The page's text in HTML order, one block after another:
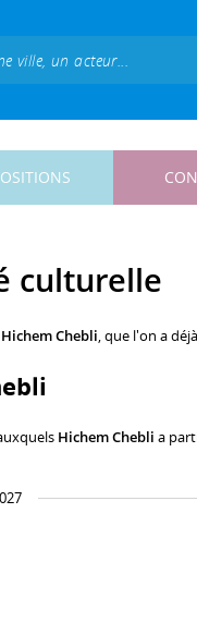
culturelle
Hichem Chebli, que l'on a
Hichem Chebli a